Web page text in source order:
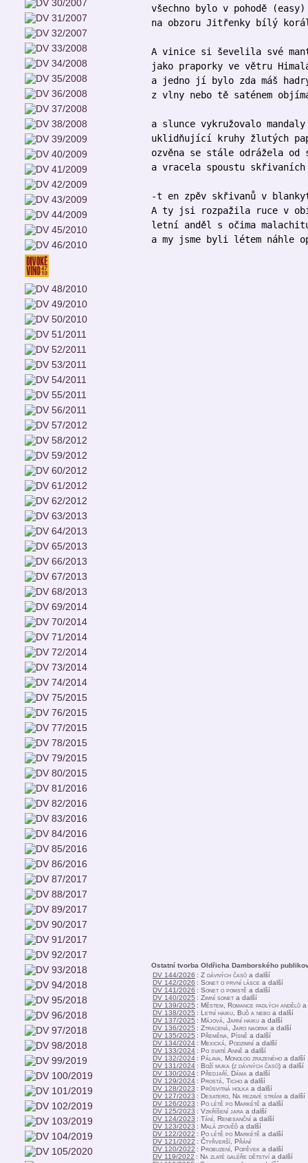
všechno bylo v pohodě (easy)
na obzoru Jitřenky bílý korál
A vinice si ševelila své
jako praporky ve větru
a jedno jí bylo zda máš
z vlny nebo tě saténem
a slunce vykružovalo mandaly
uklidňující kruhy žlutých
ozvěna se stále odrážela od
a vracela spoustu skřivaních
-t en zpěv skřivanů v
A ty jsi rozpažila ruce v
letní anděl s očima
a my jsme byli létem náhle
Ostatní tvorba Oldřicha Damborského
DV 144/2026 : Z dávných časů a další
DV 142/2026 : Sonet o první lásce a další
DV 141/2026 : Sonet o pomstě a další
DV 140/2025 : Zimní sonet a další
DV 139/2025 : Městem, Romance padlých andělů a
DV 138/2025 : Letní haiku, Buď a nebo a další
DV 137/2025 : Májová, Jarní haiku a další
DV 136/2025 : Ztracená, Jaro naopak a další
DV 135/2025 : Přeměna, Písně a další
DV 134/2024 : Mexická, Podzimní a další
DV 133/2024 : Po svaté Anně a další
DV 132/2024 : Pálava, Monolog zrazeného a další
DV 131/2024 : Boží muka (z dávných časů) a další
DV 130/2024 : Předjaří, Dáma a další
DV 129/2024 : Prostá, Ticho a další
DV 128/2023 : Průsvitná holka a další
DV 127/2023 : Desatero, Na rezavé stráni a další
DV 126/2023 : Po létě po Markétě a další
DV 125/2023 : Vzkříšení jara a další
DV 124/2023 : Tání, Renesanční a další
DV 123/2023 : Malá zpověď a další
DV 122/2022 : Po létě po Markétě a další
DV 121/2022 : Čtyřverší, Přání
DV 120/2022 : Probuzení, Popěvek a další
DV 119/2022 : Na zlaté galéře dětství a další